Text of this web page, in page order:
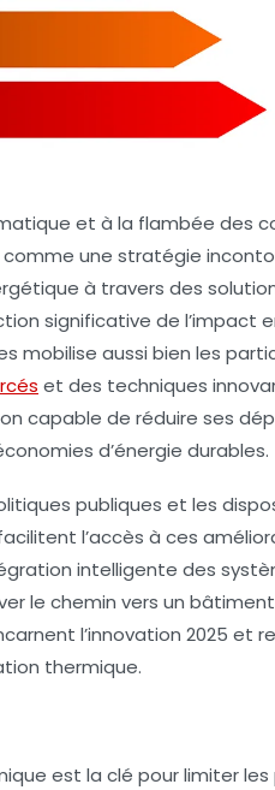
et à la flambée des
comme une stratégie
à travers des
significative de
mobilise aussi bien les
et des techniques
capable de réduire ses
d’énergie durables.
publiques et les
l’accès à ces
intelligente des
le chemin vers un
l’innovation 2025
thermique.
est la clé pour limiter